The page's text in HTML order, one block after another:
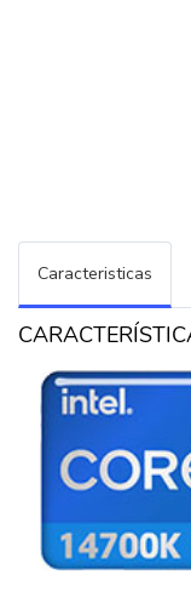
Caracteristicas